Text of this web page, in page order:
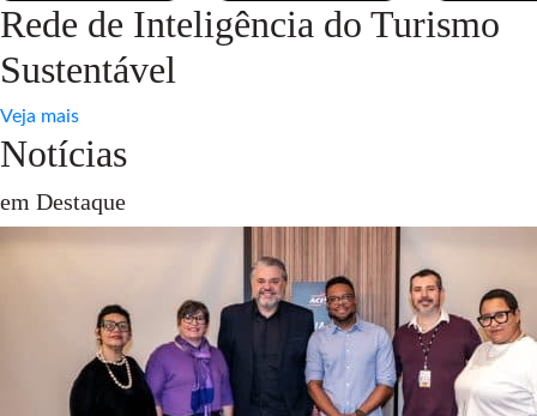
Rede de Inteligência do Turismo
Sustentável
Veja mais
Notícias
em Destaque